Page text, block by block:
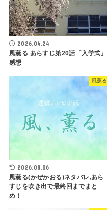
2026.04.24
風薫る あらすじ第20話「入学式」
感想
風薫る
2026.08.06
風薫る(かぜかおる)ネタバレ,あら
すじを吹き出で最終回までまと
め！